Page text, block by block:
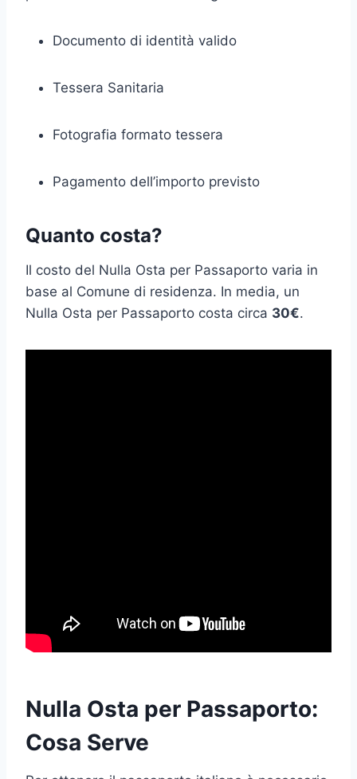
Documento di identità valido
Tessera Sanitaria
Fotografia formato tessera
Pagamento dell’importo previsto
Quanto costa?
Il costo del Nulla Osta per Passaporto varia in
base al Comune di residenza. In media, un
Nulla Osta per Passaporto costa circa 30€.
Nulla Osta per Passaporto:
Cosa Serve